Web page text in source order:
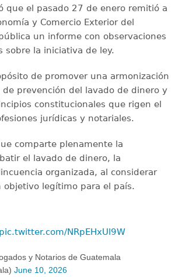
que el pasado 27 de enero remitió a
y Comercio Exterior del
un informe con observaciones
sobre la iniciativa de ley.
de promover una armonización
prevención del lavado de dinero y
constitucionales que rigen el
jurídicas y notariales.
comparte plenamente la
el lavado de dinero, la
organizada, al considerar
objetivo legítimo para el país.
pic.twitter.com/NRpEHxUl9W
y Notarios de Guatemala
June 10, 2026